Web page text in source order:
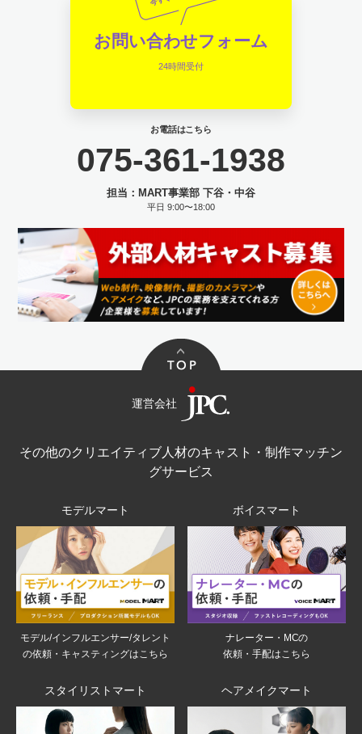
お問い合わせフォーム
24時間受付
お電話はこちら
075-361-1938
担当：MART事業部 下谷・中谷
平日 9:00〜18:00
運営会社
その他のクリエイティブ人材のキャスト・制作マッチン
グサービス
モデルマート
モデル/インフルエンサー/タレント
の依頼・キャスティングはこちら
ボイスマート
ナレーター・MCの
依頼・手配はこちら
スタイリストマート ヘアメイクマート